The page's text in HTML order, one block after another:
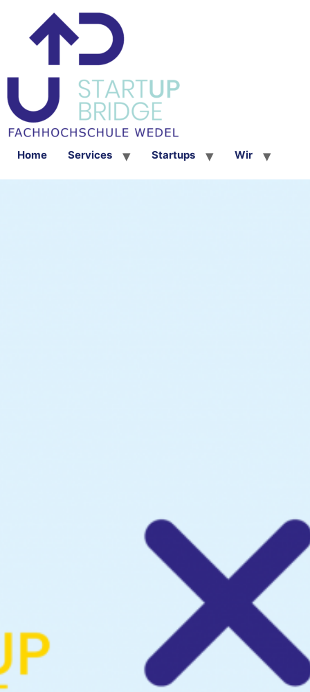
Home Services Startups Wir